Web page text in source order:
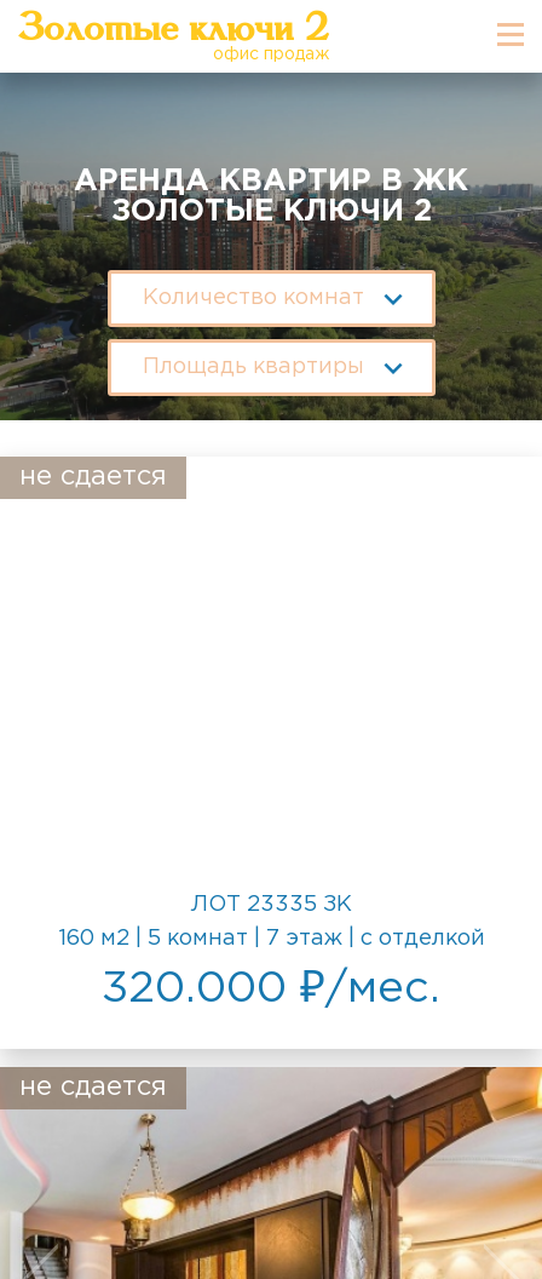
Золотые ключи 2
офис продаж
АРЕНДА КВАРТИР В ЖК
ЗОЛОТЫЕ КЛЮЧИ 2
Количество комнат
Площадь квартиры
не сдается
ЛОТ 23335 ЗК
160 м2 | 5 комнат | 7 этаж | с отделкой
320.000 ₽/мес.
не сдается